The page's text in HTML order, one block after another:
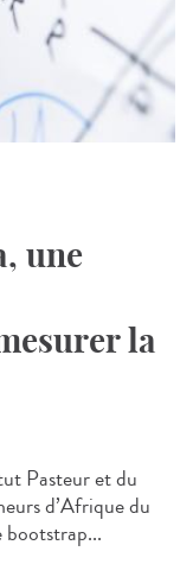
une
la
Pasteur et du
d’Afrique du
bootstrap...